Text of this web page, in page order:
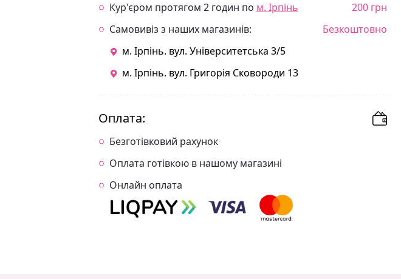
Кур'єром протягом 2 годин по м. Ірпінь
200 грн
Самовивіз з наших магазинів:
Безкоштовно
м. Ірпінь. вул. Університетська 3/5
м. Ірпінь. вул. Григорія Сковороди 13
Оплата:
Безготівковий рахунок
Оплата готівкою в нашому магазині
Онлайн оплата